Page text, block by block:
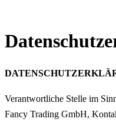
Verantwortliche Stelle im
Fancy Trading GmbH,